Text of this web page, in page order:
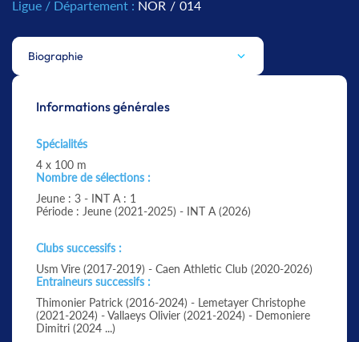
Ligue / Département : NOR / 014
Biographie
Informations générales
Spécialités
4 x 100 m
Nombre de sélections :
Jeune : 3 - INT A : 1
Période : Jeune (2021-2025) - INT A (2026)
Clubs successifs :
Usm Vire (2017-2019) - Caen Athletic Club (2020-2026)
Entraineurs successifs :
Thimonier Patrick (2016-2024) - Lemetayer Christophe
(2021-2024) - Vallaeys Olivier (2021-2024) - Demoniere
Dimitri (2024 ...)